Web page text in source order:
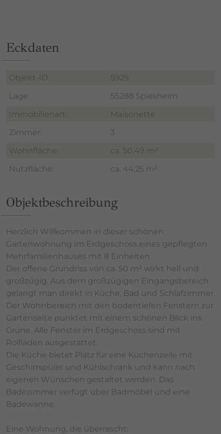
Eckdaten
Objekt-ID:
5925
Lage:
55288 Spiesheim
Immobilienart:
Maisonette
Zimmer:
3
Wohnfläche:
ca. 50,49 m²
Nutzfläche:
ca. 44,25 m²
Objektbeschreibung
Herzlich Willkommen in dieser schönen
Gartenwohnung im Erdgeschoss eines gepflegten
Mehrfamilienhauses mit 8 Einheiten.
Der offene Grundriss von ca. 50 m² wirkt hell und
großzügig. Aus dem großzügigen Eingangsbereich
gelangt man direkt in Küche, Bad und Schlafzimmer.
Der Wohnbereich mit den bodentiefen Fenstern zur
Gartenseite punktet mit einem schönen Blick ins
Grüne. Alle Fenster im Erdgeschoss sind mit
Rollläden ausgestattet.
Die Küche bietet Platz für eine Küchenzeile mit
Geschirrspüler und Kühlschrank und kann nach
eigenen Wünschen gestaltet werden. Das
Badezimmer verfügt über Badmöbel und eine
Badewanne.
Eine Wohnung, die überrascht: